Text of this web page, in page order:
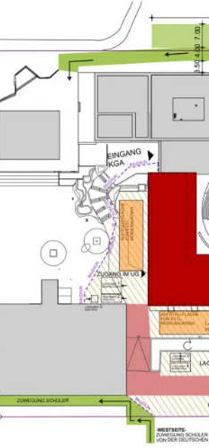
Mehr erfahren